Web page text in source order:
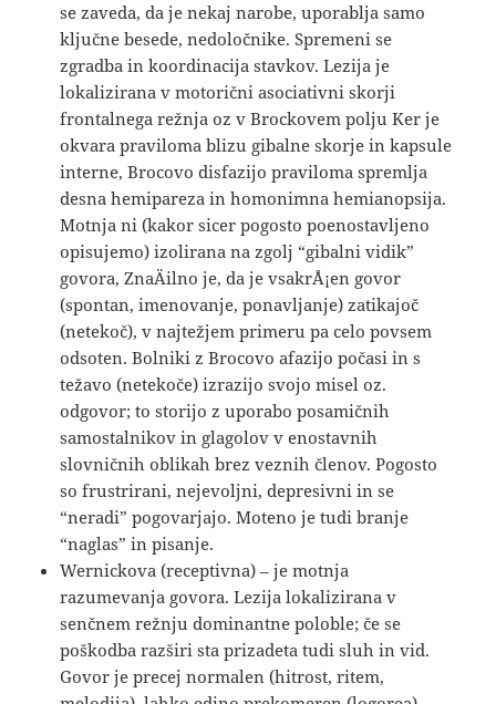
se zaveda, da je nekaj narobe, uporablja samo
ključne besede, nedoločnike. Spremeni se
zgradba in koordinacija stavkov. Lezija je
lokalizirana v motorični asociativni skorji
frontalnega režnja oz v Brockovem polju Ker je
okvara praviloma blizu gibalne skorje in kapsule
interne, Brocovo disfazijo praviloma spremlja
desna hemipareza in homonimna hemianopsija.
Motnja ni (kakor sicer pogosto poenostavljeno
opisujemo) izolirana na zgolj “gibalni vidik”
govora, ZnaÄilno je, da je vsakrÅ¡en govor
(spontan, imenovanje, ponavljanje) zatikajoč
(netekoč), v najtežjem primeru pa celo povsem
odsoten. Bolniki z Brocovo afazijo počasi in s
težavo (netekoče) izrazijo svojo misel oz.
odgovor; to storijo z uporabo posamičnih
samostalnikov in glagolov v enostavnih
slovničnih oblikah brez veznih členov. Pogosto
so frustrirani, nejevoljni, depresivni in se
“neradi” pogovarjajo. Moteno je tudi branje
“naglas” in pisanje.
Wernickova (receptivna) – je motnja
razumevanja govora. Lezija lokalizirana v
senčnem režnju dominantne poloble; če se
poškodba razširi sta prizadeta tudi sluh in vid.
Govor je precej normalen (hitrost, ritem,